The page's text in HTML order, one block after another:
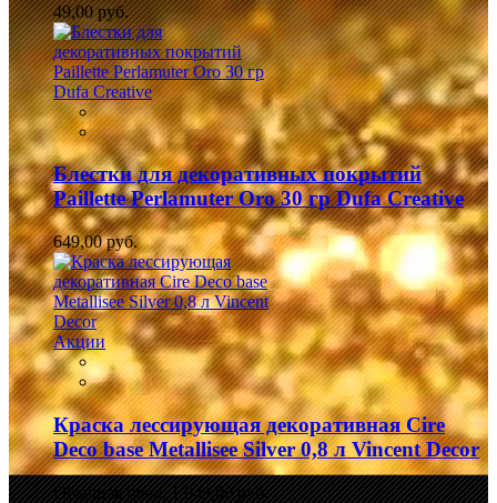
49,00 руб.
Блестки для декоративных покрытий
Paillette Perlamuter Oro 30 гр Dufa Creative
649,00 руб.
Акции
Краска лессирующая декоративная Cire
Deco base Metallisee Silver 0,8 л Vincent Decor
Обычная цена: 1 049,00 руб.